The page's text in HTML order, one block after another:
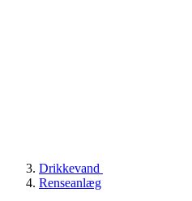
Drikkevand
Renseanlæg